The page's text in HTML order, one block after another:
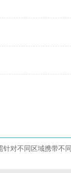
对不同区域携带不